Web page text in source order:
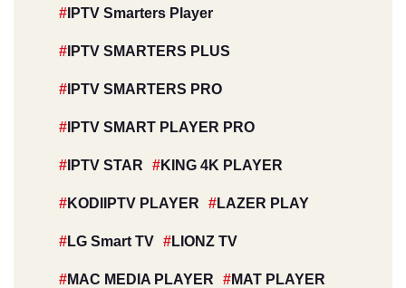
IPTV Smarters Player
IPTV SMARTERS PLUS
IPTV SMARTERS PRO
IPTV SMART PLAYER PRO
IPTV STAR KING 4K PLAYER
KODIIPTV PLAYER LAZER PLAY
LG Smart TV LIONZ TV
MAC MEDIA PLAYER MAT PLAYER